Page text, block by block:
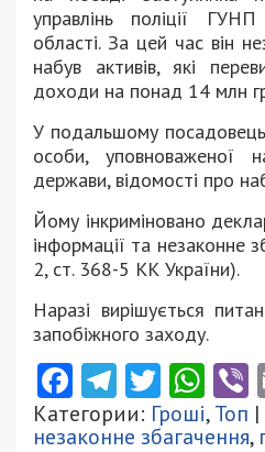
управлінь поліції
області. За цей час він
набув активів, які
доходи на понад 14 млн
У подальшому посадовець
особи, уповноваженої
держави, відомості про
Йому інкриміновано
інформації та незаконне
2, ст. 368-5 КК України).
Наразі вирішується
запобіжного заходу.
Facebook
Telegram
Категории: Гроші,Топ
незаконне збагачення,